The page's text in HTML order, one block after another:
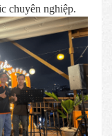
chuyên nghiệp.